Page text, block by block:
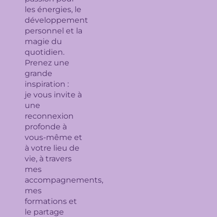
les énergies, le
développement
personnel et la
magie du
quotidien.
Prenez une
grande
inspiration :
je vous invite à
une
reconnexion
profonde à
vous-même et
à votre lieu de
vie, à travers
mes
accompagnements,
mes
formations et
le partage